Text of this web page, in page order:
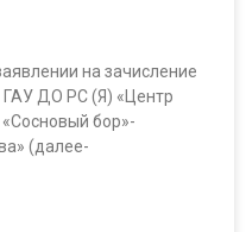
на зачисление
ГАУ ДО РС (Я) «Центр
бор»-
(далее-